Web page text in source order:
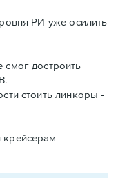
РИ уже осилить
достроить
стоить линкоры -
-